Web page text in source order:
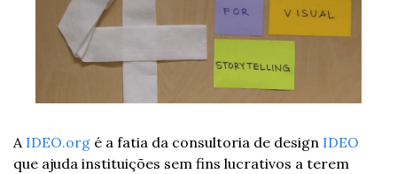
A IDEO.org é a fatia da consultoria de design IDEO
que ajuda instituições sem fins lucrativos a terem